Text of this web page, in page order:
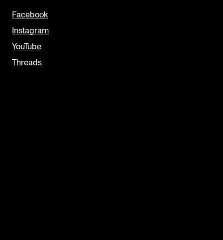
Facebook
Instagram
YouTube
Threads